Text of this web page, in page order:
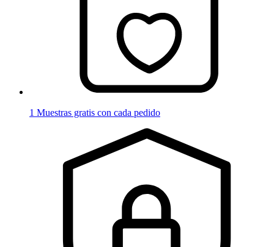
1 Muestras gratis con cada pedido